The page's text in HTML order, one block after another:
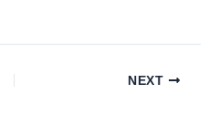
NEXT